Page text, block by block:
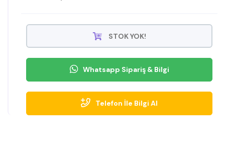
STOK YOK!
Whatsapp Sipariş & Bilgi
Telefon İle Bilgi Al